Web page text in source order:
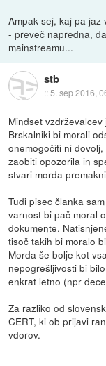
Ampak sej, kaj pa jaz
- preveč napredna,
mainstreamu...
stb
::5. sep 2016,
Mindset
Brskalniki bi morali
onemogočiti ni
zaobiti opozorila in
stvari morda
Tudi pisec članka
varnost bi pač moral
dokumente.
tisoč takih bi moralo
Morda še bolje kot
nepogrešljivosti bi
enkrat letno (npr
Za razliko od
CERT, ki ob prijavi
vdorov.